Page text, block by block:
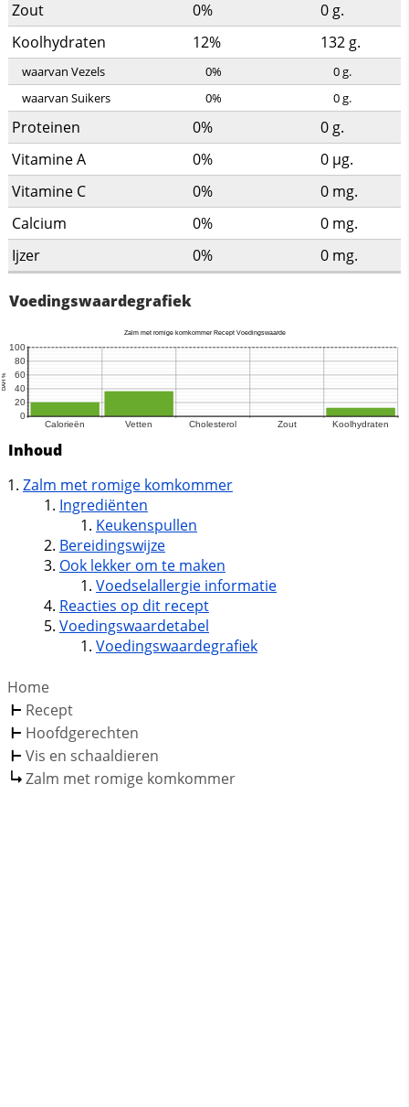
Zout 0% 0 g.
Koolhydraten
12% 132 g.
waarvan Vezels 0% 0g.
waarvan Suikers
0% 0g.
Proteinen 0% 0 g.
Vitamine A
0% 0 µg.
Vitamine C
0% 0 mg.
Calcium
0% 0 mg.
Ijzer
0% 0 mg.
Voedingswaardegrafiek
Inhoud
Zalm met romige komkommer
Ingrediënten
Keukenspullen
Bereidingswijze
Ook lekker om te maken
Voedselallergie informatie
Reacties op dit recept
Voedingswaardetabel
Voedingswaardegrafiek
Home
Recept
Hoofdgerechten
Vis en schaaldieren
Zalm met romige komkommer